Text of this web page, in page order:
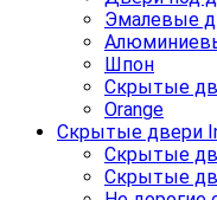
Эмалевые
Шпон
Скрытые
Orange
Скрытые двери
Скрытые
Скрытые